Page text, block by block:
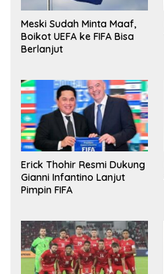
Meski Sudah Minta Maaf,
Boikot UEFA ke FIFA Bisa
Berlanjut
Erick Thohir Resmi Dukung
Gianni Infantino Lanjut
Pimpin FIFA